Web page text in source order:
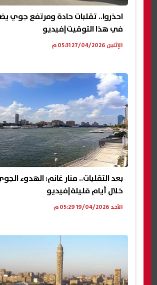
احذروا.. تقلبات حادة ومرتفع جوي
في هذا التوقيت|فيديو
الإثنين 27/04/2026 05:31 م
بعد التقلبات.. منار غانم: الهدوء
خلال أيام قليلة|فيديو
الأحد 19/04/2026 05:29 م